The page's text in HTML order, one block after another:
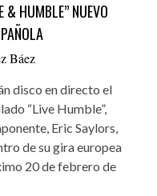
& HUMBLE” NUEVO
Báez
disco en directo el
“Live Humble”,
Eric Saylors,
de su gira europea
20 de febrero de